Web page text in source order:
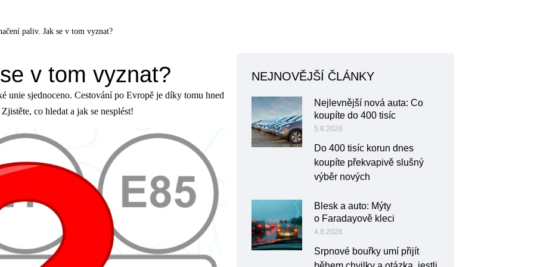
paliv. Jak se v tom vyznat?
v tom vyznat?
unie sjednoceno. Cestování po Evropě je díky tomu hned
co hledat a jak se nesplést!
NEJNOVĚJŠÍ ČLÁNKY
Nejlevnější nová auta: Co
koupíte do 400 tisíc
5.8.2026
Do 400 tisíc korun dnes
koupíte překvapivě slušný
výběr nových
Blesk a auto: Mýty
o Faradayově kleci
4.8.2026
Srpnové bouřky umí přijít